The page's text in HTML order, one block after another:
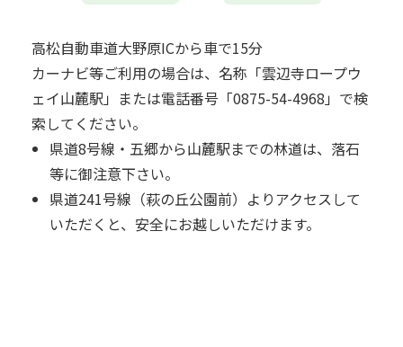
高松自動車道大野原ICから車で15分
カーナビ等ご利用の場合は、名称「雲辺寺ロープウ
ェイ山麓駅」または電話番号「0875-54-4968」で検
索してください。
県道8号線・五郷から山麓駅までの林道は、落石
等に御注意下さい。
県道241号線（萩の丘公園前）よりアクセスして
いただくと、安全にお越しいただけます。